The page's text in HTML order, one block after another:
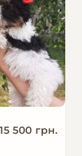
15 500 грн.